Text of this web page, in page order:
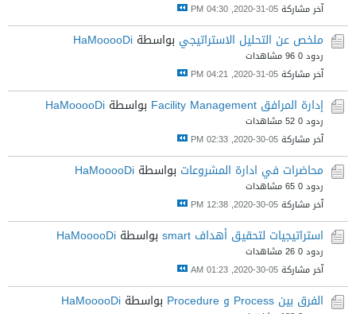
آخر مشاركة05-31-2020, 04:30 PM
ملخص عن التحليل الاستراتيجي بواسطة HaMooooDi
ردود 0
96 مشاهدات
آخر مشاركة05-31-2020, 04:21 PM
إدارة المرافق Facility Management بواسطة HaMooooDi
ردود 0
52 مشاهدات
آخر مشاركة05-30-2020, 02:33 PM
محاضرات في ادارة المشروعات بواسطة HaMooooDi
ردود 0
65 مشاهدات
آخر مشاركة05-30-2020, 12:38 PM
استراتيجيات لتحقيق أهداف smart بواسطة HaMooooDi
ردود 0
26 مشاهدات
آخر مشاركة05-30-2020, 01:23 AM
الفرق بين Process و Procedure بواسطة HaMooooDi